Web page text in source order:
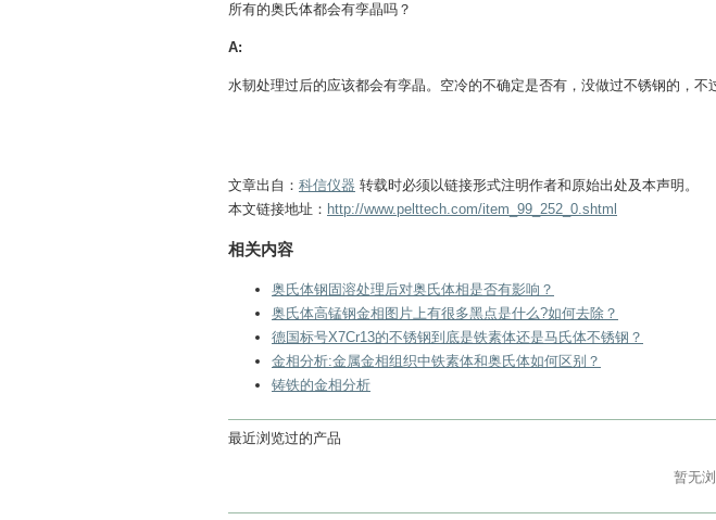
所有的奥氏体都会有孪晶吗？
A:
水韧处理过后的应该都会有孪晶。空冷的不确定是否有，没做过不锈钢的，不
文章出自： 科信仪器 转载时必须以链接形式注明作者和原始出处及本声明。
本文链接地址： http://www.pelttech.com/item_99_252_0.shtml
相关内容
奥氏体钢固溶处理后对奥氏体相是否有影响？
奥氏体高锰钢金相图片上有很多黑点是什么?如何去除？
德国标号X7Cr13的不锈钢到底是铁素体还是马氏体不锈钢？
金相分析:金属金相组织中铁素体和奥氏体如何区别？
铸铁的金相分析
最近浏览过的产品
暂无